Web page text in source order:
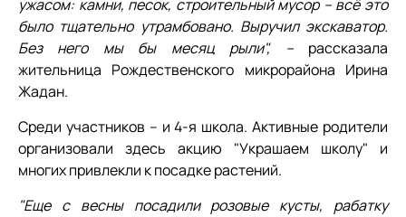
ужасом: камни, песок, строительный мусор – всё это
было тщательно утрамбовано. Выручил экскаватор.
Без него мы бы месяц рыли", –рассказала
жительница Рождественского микрорайона Ирина
Жадан.
Среди участников – и 4-­я школа. Активные родители
организовали здесь акцию "Украшаем школу" и
многих привлекли к посадке растений.
"Еще с весны посадили розовые кусты, рабатку